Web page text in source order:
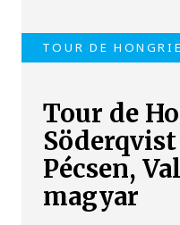
TOUR DE HONGRIE
Tour de
Pécsen,
magyar